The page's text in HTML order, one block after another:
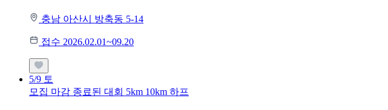
충남 아산시 방축동 5-14
접수 2026.02.01~09.20
5/9 토
모집 마감 종료된 대회 5km 10km 하프